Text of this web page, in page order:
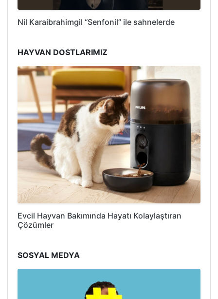
Nil Karaibrahimgil “Senfonil” ile sahnelerde
HAYVAN DOSTLARIMIZ
Evcil Hayvan Bakımında Hayatı Kolaylaştıran
Çözümler
SOSYAL MEDYA